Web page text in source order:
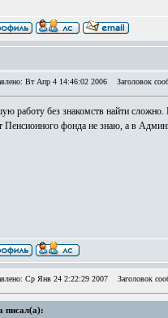
Вт Апр 4 14:46:02 2006 Заголовок
работу без знакомств найти сложно.
Пенсионного фонда не знаю, а в
Ср Янв 24 2:22:29 2007 Заголовок
писал(а):